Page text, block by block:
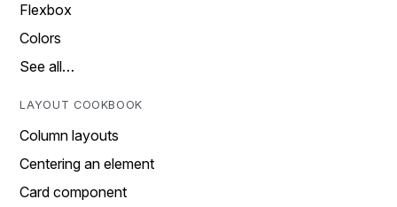
Flexbox
Colors
See all…
LAYOUT COOKBOOK
Column layouts
Centering an element
Card component